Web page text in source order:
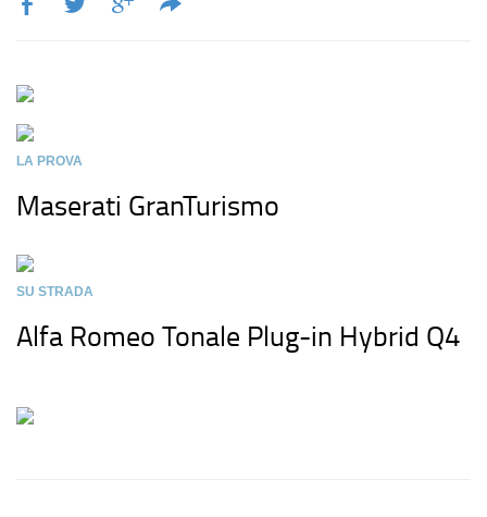
LA PROVA
Maserati GranTurismo
SU STRADA
Alfa Romeo Tonale Plug-in Hybrid Q4